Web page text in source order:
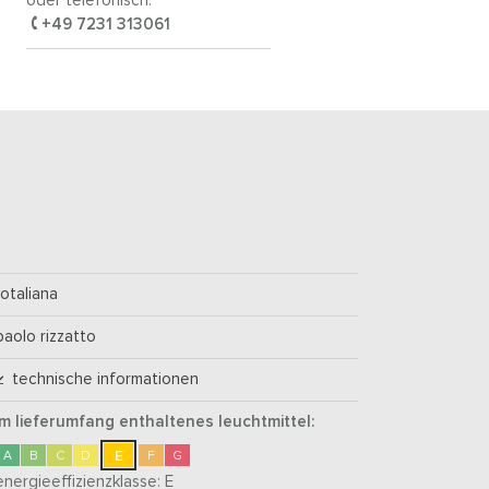
+49 7231 313061
rizzatto
technische informationen
lieferumfang enthaltenes leuchtmittel:
A B C D E F G
E